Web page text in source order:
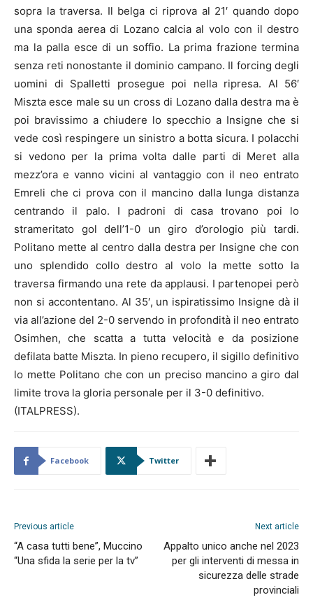
sopra la traversa. Il belga ci riprova al 21′ quando dopo
una sponda aerea di Lozano calcia al volo con il destro
ma la palla esce di un soffio. La prima frazione termina
senza reti nonostante il dominio campano. Il forcing degli
uomini di Spalletti prosegue poi nella ripresa. Al 56′
Miszta esce male su un cross di Lozano dalla destra ma è
poi bravissimo a chiudere lo specchio a Insigne che si
vede così respingere un sinistro a botta sicura. I polacchi
si vedono per la prima volta dalle parti di Meret alla
mezz’ora e vanno vicini al vantaggio con il neo entrato
Emreli che ci prova con il mancino dalla lunga distanza
centrando il palo. I padroni di casa trovano poi lo
strameritato gol dell’1-0 un giro d’orologio più tardi.
Politano mette al centro dalla destra per Insigne che con
uno splendido collo destro al volo la mette sotto la
traversa firmando una rete da applausi. I partenopei però
non si accontentano. Al 35′, un ispiratissimo Insigne dà il
via all’azione del 2-0 servendo in profondità il neo entrato
Osimhen, che scatta a tutta velocità e da posizione
defilata batte Miszta. In pieno recupero, il sigillo definitivo
lo mette Politano che con un preciso mancino a giro dal
limite trova la gloria personale per il 3-0 definitivo.
(ITALPRESS).
Facebook Twitter
Previous article
“A casa tutti bene”, Muccino
“Una sfida la serie per la tv”
Next article
Appalto unico anche nel 2023
per gli interventi di messa in
sicurezza delle strade
provinciali